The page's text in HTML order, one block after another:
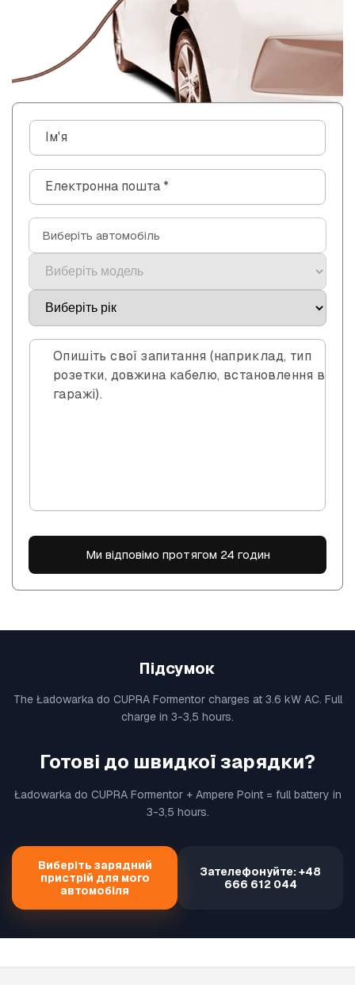
К
о
н
а
т
а
о
Ім'я
Електронна пошта *
Виберіть автомобіль
Опишіть свої запитання (наприклад, тип
розетки, довжина кабелю, встановлення в
гаражі).
Ми відповімо протягом 24 годин
Підсумок
The Ładowarka do CUPRA Formentor charges at 3.6 kW AC. Full
charge in 3-3,5 hours.
Готові до швидкої зарядки?
Ładowarka do CUPRA Formentor + Ampere Point = full battery in
3-3,5 hours.
Виберіть зарядний
пристрій для мого
автомобіля
Зателефонуйте: +48
666 612 044